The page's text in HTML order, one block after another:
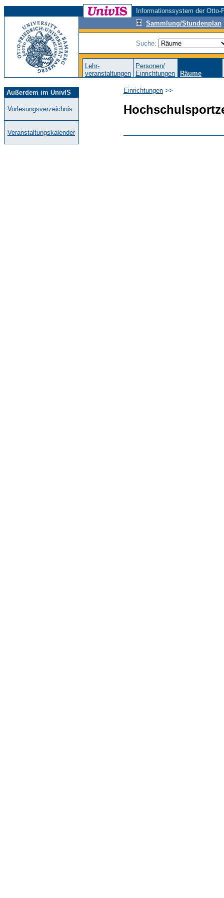
Informationssystem der
Sammlung/Stundenplan
Suche:
Lehr-
veranstaltungen
Personen/
Einrichtungen
Räume
Außerdem im UnivIS
Vorlesungsverzeichnis
Veranstaltungskalender
Einrichtungen >>